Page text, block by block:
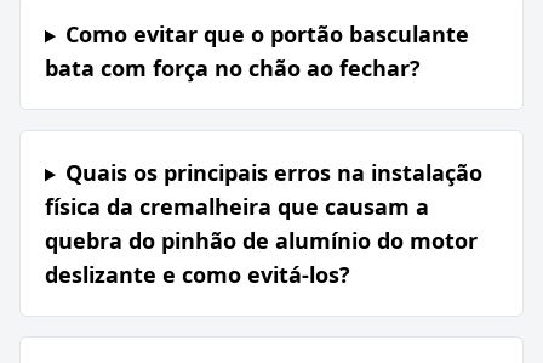
Como evitar que o portão basculante
bata com força no chão ao fechar?
Quais os principais erros na instalação
física da cremalheira que causam a
quebra do pinhão de alumínio do motor
deslizante e como evitá-los?